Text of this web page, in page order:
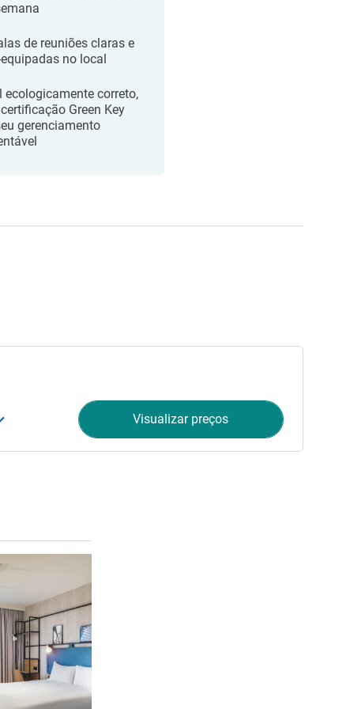
de reuniões claras e
no local
ecologicamente correto,
Green Key
gerenciamento
Visualizar preços